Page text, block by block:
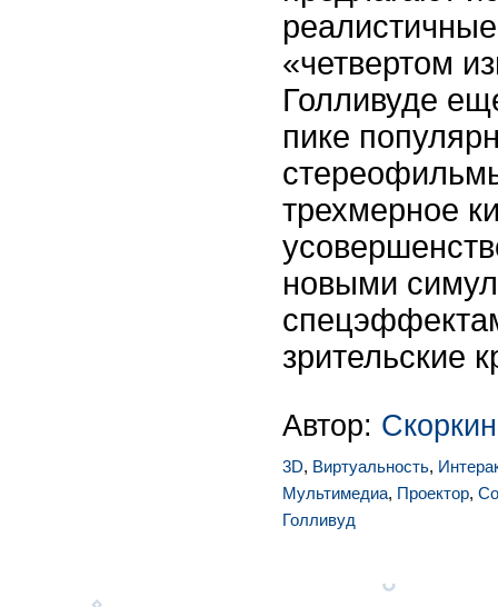
«четвертом
Голливуде
пике
трехмерное
новыми
зрительские
Автор:
3D, Виртуальность,
Мультимедиа, Проектор,
Голливуд